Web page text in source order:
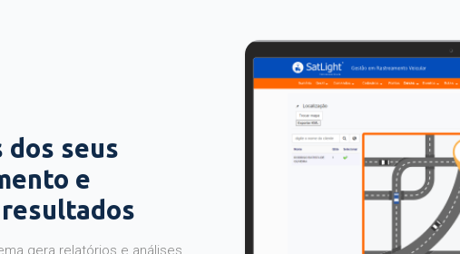
dos seus
e
gera relatórios e análises